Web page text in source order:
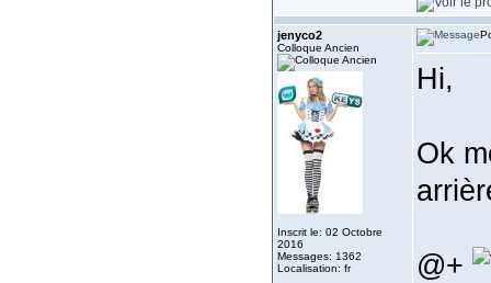
jenyco2
Colloque Ancien
Inscrit le: 02 Octobre
2016
Messages: 1362
Localisation: fr
Hi,
Ok
@+